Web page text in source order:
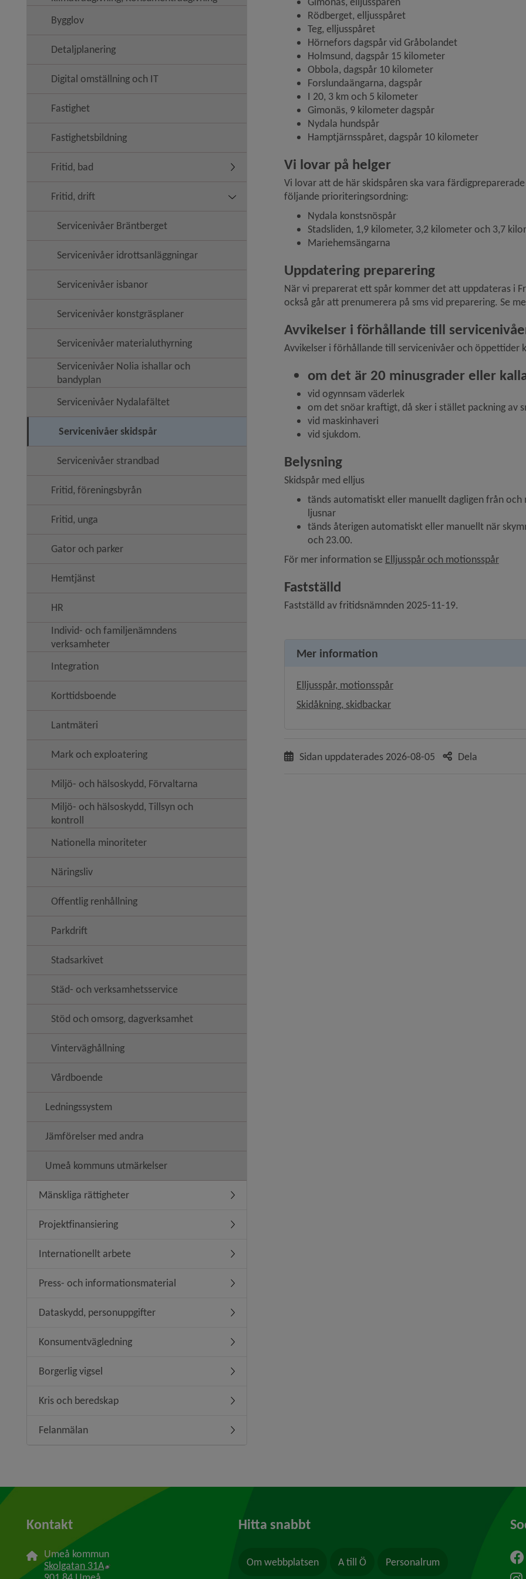
Bygglov
Detaljplanering
Digital omställning och IT
Fastighet
Fastighetsbildning
Fritid, bad Undermeny för Fritid, bad
Fritid, drift Undermeny för Fritid, drift
Servicenivåer Bräntberget
Servicenivåer idrottsanläggningar
Servicenivåer isbanor
Servicenivåer konstgräsplaner
Servicenivåer materialuthyrning
Servicenivåer Nolia ishallar och
bandyplan
Servicenivåer Nydalafältet
Servicenivåer skidspår
Servicenivåer strandbad
Fritid, föreningsbyrån
Fritid, unga
Gator och parker
Hemtjänst
HR
Individ- och familjenämndens
verksamheter
Integration
Korttidsboende
Lantmäteri
Mark och exploatering
Miljö- och hälsoskydd, Förvaltarna
Miljö- och hälsoskydd, Tillsyn och
kontroll
Nationella minoriteter
Näringsliv
Offentlig renhållning
Parkdrift
Stadsarkivet
Städ- och verksamhetsservice
Stöd och omsorg, dagverksamhet
Vinterväghållning
Vårdboende
Ledningssystem
Jämförelser med andra
Umeå kommuns utmärkelser
Mänskliga rättigheter Undermeny för Mänskliga rättigheter
Projektfinansiering Undermeny för Projektfinansiering
Internationellt arbete Undermeny för Internationellt arbete
Press- och informationsmaterial Undermeny för Press- och informationsmaterial
Dataskydd, personuppgifter Undermeny för Dataskydd, personuppgifter
Konsumentvägledning Undermeny för Konsumentvägledning
Borgerlig vigsel Undermeny för Borgerlig vigsel
Kris och beredskap Undermeny för Kris och beredskap
Felanmälan Undermeny för Felanmälan
Rödberget, elljusspåret
Teg, elljusspåret
Hörnefors dagspår vid Gråbolandet
Holmsund, dagspår 15 kilometer
Obbola, dagspår 10 kilometer
Forslundaängarna, dagspår
I 20, 3 km och 5 kilometer
Gimonäs, 9 kilometer dagspår
Nydala hundspår
Hamptjärnsspåret, dagspår 10 kilometer
Vi lovar på helger
Vi lovar att de här skidspåren ska vara
följande prioriteringsordning:
Nydala konstsnöspår
Stadsliden, 1,9 kilometer, 3,2 kilometer och 3,7
Mariehemsängarna
Uppdatering preparering
När vi preparerat ett spår kommer det att uppdateras i
också går att prenumerera på sms vid preparering. Se
Avvikelser i förhållande till
Avvikelser i förhållande till servicenivåer och öppettider
om det är 20 minusgrader eller
vid ogynnsam väderlek
om det snöar kraftigt, då sker i stället packning av
vid maskinhaveri
vid sjukdom.
Belysning
Skidspår med elljus
tänds automatiskt eller manuellt dagligen från
ljusnar
tänds återigen automatiskt eller manuellt när
och 23.00.
För mer information se Elljusspår och motionsspår
Fastställd
Fastställd av fritidsnämnden 2025-11-19.
Mer information
Elljusspår, motionsspår
Skidåkning, skidbackar
Sidan uppdaterades 2026-08-05 Dela
Kontakt
Umeå kommun
Skolgatan 31A Länk till annan webbplats, öppnas i nytt fönster.
Hitta snabbt
Om webbplatsen A till Ö Personalrum